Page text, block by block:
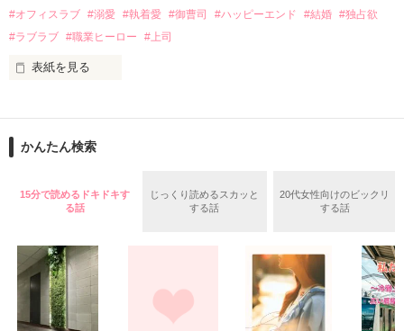
夏木美桜(なつきみお)
鳴海哲平 (なるみてっぺい)
2026.6.5～2026.7.25
＊以前、公開していた話の改稿版です＊
作品を読む
の関係となってしまい――？
#オフィスラブ #溺愛 #執着愛 #御曹司 #ハッピーエンド #結婚 #独占欲
#ラブラブ #職業ヒーロー #上司
表紙を見る
ションの企画戦略室で働いている。
めた、同期で恋人の石垣守（26）がいるのだが、後輩の姫原由
いた。
守と由羅から『便利屋雛子』と馬鹿にされ、一人こっそり泣い
た上、同居まで提案してきて──？
鷹哉『宜しくな、俺の雛子』🦅
雛子『俺の……ひぃ、雛子？！！！』🐥
かんたん検索
15分で読めるドキドキす
る話
じっくり読めるスカッと
する話
20代女性向けのビックリ
する話